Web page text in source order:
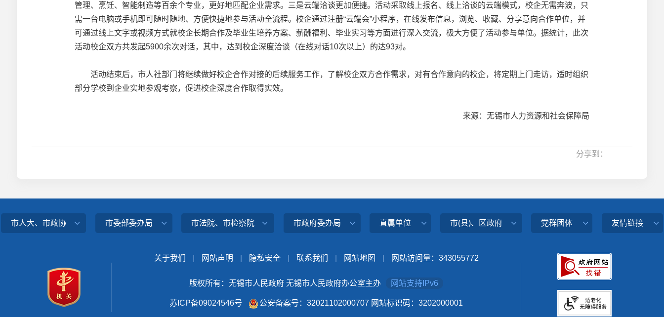
管理、烹饪、智能制造等百余个专业，更好地匹配企业需求。三是云端洽谈更加便捷。活动采取线上报名、线上洽谈的云端模式，校企无需奔波，只
需一台电脑或手机即可随时随地、方便快捷地参与活动全流程。校企通过注册“云端会”小程序，在线发布信息，浏览、收藏、分享意向合作单位，并
可通过线上文字或视频方式就校企长期合作及毕业生培养方案、薪酬福利、毕业实习等方面进行深入交流，极大方便了活动参与单位。据统计，此次
活动校企双方共发起5900余次对话，其中，达到校企深度洽谈（在线对话10次以上）的达93对。
活动结束后，市人社部门将继续做好校企合作对接的后续服务工作，了解校企双方合作需求，对有合作意向的校企，将定期上门走访，适时组织
部分学校到企业实地参观考察，促进校企深度合作取得实效。
来源：无锡市人力资源和社会保障局
分享到：
市人大、市政协 市委部委办局 市法院、市检察院 市政府委办局 直属单位 市(县)、区政府 党群团体 友情链接
关于我们 网站声明 隐私安全 联系我们 网站地图 网站访问量： 343055772
版权所有：无锡市人民政府 无锡市人民政府办公室主办 网站支持IPv6
苏ICP备09024546号 公安备案号：32021102000707 网站标识码：3202000001